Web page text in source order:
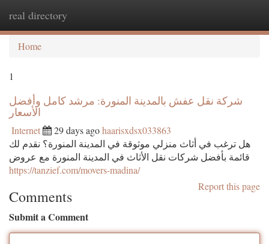
real directory
Home
1
شركة نقل عفش بالمدينة المنورة: مرشد كامل وأفضل
الأسعار
Internet 29 days agohaarisxdsx033863
هل ترغب في أثاث منزلي موثوقة في المدينة المنورة؟ نقدم لك
قائمة بأفضل شركات نقل الأثاث في المدينة المنورة مع عروض
https://tanzief.com/movers-madina/
Report this page
Comments
Submit a Comment